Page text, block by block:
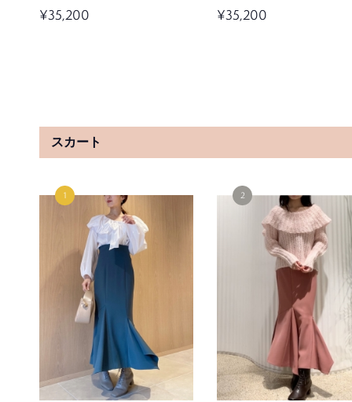
ミドル丈高機能キルティングブルゾ
ン
¥38,500
【泉里香さん着用】【maiオリ
ル】チェスターコート
¥37,400
¥35,200 ¥35,200
STYLEVOICE for Ayame Goriki
ハーフミラノビックサイズニットパ
20%OFF
ウールシルクリブタートル
スカート